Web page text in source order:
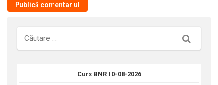
Căutare
Curs BNR 10-08-2026